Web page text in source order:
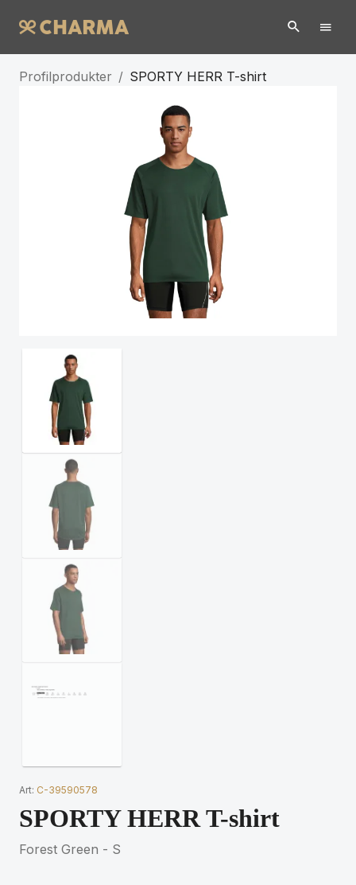
Profilprodukter / SPORTY HERR T-shirt
Art: C-39590578
SPORTY HERR T-shirt
Forest Green - S